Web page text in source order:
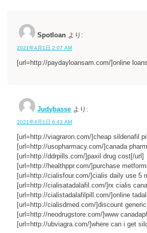
Spotloan より:
2021年4月1日 2:07 AM
[url=http://paydayloansam.com/]online
Judybasse より:
2021年4月1日 6:43 AM
[url=http://viagraron.com/]cheap sildenafil
[url=http://usopharmacy.com/]canada
[url=http://ddrpills.com/]paxil drug cost[/url]
[url=http://healthppr.com/]purchase
[url=http://cialisfour.com/]cialis daily use 5
[url=http://cialisatadalafil.com/]rx cialis
[url=http://cialistadalafilpill.com/]online
[url=http://cialisdmed.com/]discount
[url=http://neodrugstore.com/]www
[url=http://ubviagra.com/]where can i get